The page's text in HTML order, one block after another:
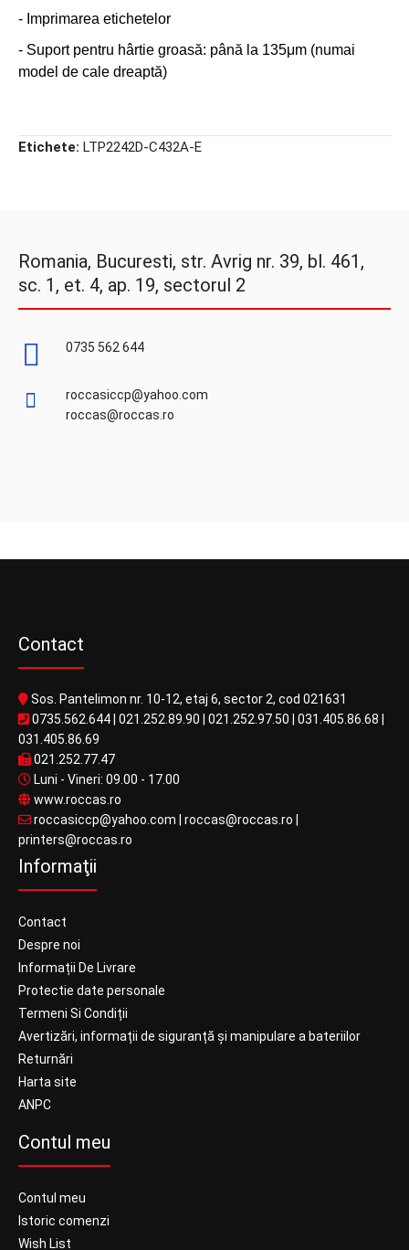
- Imprimarea etichetelor
- Suport pentru hârtie groasă: până la 135μm (numai
model de cale dreaptă)
Etichete: LTP2242D-C432A-E
Romania, Bucuresti, str. Avrig nr. 39, bl. 461,
sc. 1, et. 4, ap. 19, sectorul 2
0735 562 644
roccasiccp@yahoo.com
roccas@roccas.ro
Contact
Sos. Pantelimon nr. 10-12, etaj 6, sector 2, cod 021631
0735.562.644 021.252.89.90 021.252.97.50 031.405.86.68
031.405.86.69
021.252.77.47
Luni - Vineri: 09.00 - 17.00
www.roccas.ro
roccasiccp@yahoo.com
roccas@roccas.ro
printers@roccas.ro
Informaţii
Contact
Despre noi
Informații De Livrare
Protectie date personale
Termeni Si Condiții
Avertizări, informații de siguranță și manipulare a bateriilor
Returnări
Harta site
ANPC
Contul meu
Contul meu
Istoric comenzi
Wish List